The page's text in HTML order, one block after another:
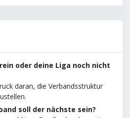
oder deine Liga noch nicht
daran, die Verbandsstruktur
soll der nächste sein?